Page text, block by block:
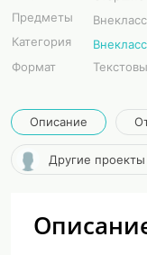
Предметы
Категория
Формат
Описание
Другие проекты